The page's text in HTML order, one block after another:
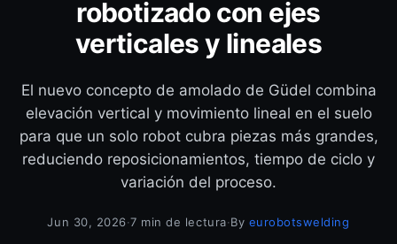
robotizado con ejes
verticales y lineales
El nuevo concepto de amolado de Güdel combina
elevación vertical y movimiento lineal en el suelo
para que un solo robot cubra piezas más grandes,
reduciendo reposicionamientos, tiempo de ciclo y
variación del proceso.
Jun 30, 2026·7 min de lectura·By eurobotswelding